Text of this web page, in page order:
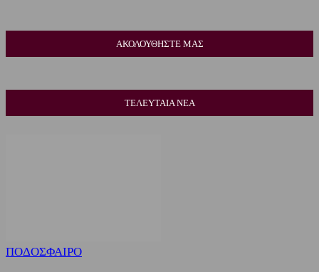
ΑΚΟΛΟΥΘΗΣΤΕ ΜΑΣ
ΤΕΛΕΥΤΑΙΑ ΝΕΑ
ΠΟΔΟΣΦΑΙΡΟ